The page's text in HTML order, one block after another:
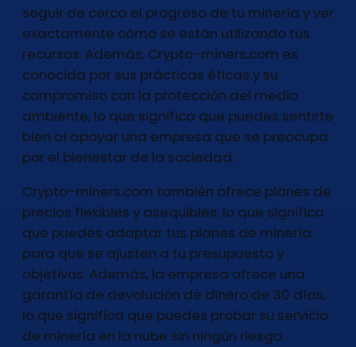
seguir de cerca el progreso de tu minería y ver
exactamente cómo se están utilizando tus
recursos. Además, Crypto-miners.com es
conocida por sus prácticas éticas y su
compromiso con la protección del medio
ambiente, lo que significa que puedes sentirte
bien al apoyar una empresa que se preocupa
por el bienestar de la sociedad.
Crypto-miners.com también ofrece planes de
precios flexibles y asequibles, lo que significa
que puedes adaptar tus planes de minería
para que se ajusten a tu presupuesto y
objetivos. Además, la empresa ofrece una
garantía de devolución de dinero de 30 días,
lo que significa que puedes probar su servicio
de minería en la nube sin ningún riesgo.